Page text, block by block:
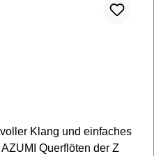
Klang und einfaches
Querflöten der Z